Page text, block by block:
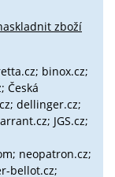
zboží
binox.cz;
Česká
dellinger.cz;
JGS.cz;
neopatron.cz;
bellot.cz;